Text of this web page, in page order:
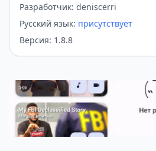
Разработчик: deniscerri
Русский язык: присутствует
Версия: 1.8.8